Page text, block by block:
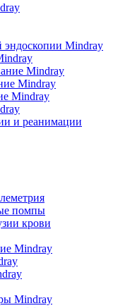
эндоскопии Mindray
Mindray
Mindray
Mindray
и реанимации
помпы
крови
Mindray
Mindray